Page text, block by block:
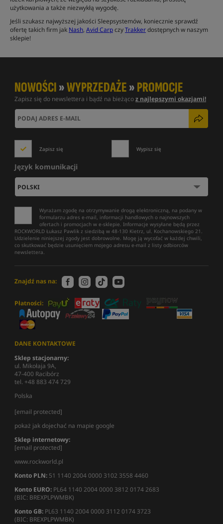
użytkowania a także niezwykłą wygodę.
Jeśli szukasz najwyższej jakości Sleepsystemów, koniecznie sprawdź
ofertę takich firm jak Nash, Avid CarpczyTrakkerdostępnych w naszym
sklepie!
NOWOŚCI»WYPRZEDAŻE»PROMOCJE
Zapisz się do newslettera i bądź na bieżącoz najlepszymi okazjami!
Zapisz się Wypisz się
Język komunikacji
Wyrażam zgodę na otrzymywanie drogą elektroniczną, na podany w
formularzu adres e-mail, informacji handlowych o najnowszych
ofertach i promocjach w e-sklepie. Informacje wysyłane będą przez
ROCKWORLD Łukasz Pawlik z siedzibą w 48-130 Kietrz, ul. Kochanowskiego 21.
Udzielenie niniejszej zgody jest dobrowolne. Mogę ją wycofać w każdej chwili,
co skutkować będzie usunięciem mojego adresu e-mail z listy odbiorców
newslettera.
Znajdź nas na:
Płatności:
DANE KONTAKTOWE
Sklep stacjonarny:
ul. Mikołaja 9A,
47-400 Racibórz
tel. +48 883 474 729
Polska
[email protected]
pokaż jak dojechać na mapie google
Sklep internetowy:
[email protected]
www.rockworld.pl
Konto PLN: 51 1140 2004 0000 3102 3558 4460
Konto EURO: PL64 1140 2004 0000 3812 0174 2683
(BIC: BREXPLPWMBK)
Konto GB: PL63 1140 2004 0000 3112 0174 3723
(BIC: BREXPLPWMBK)